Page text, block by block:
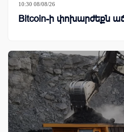
10:30 08/08/26
Bitcoin-ի փոխարժեքն